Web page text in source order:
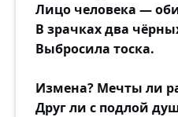
Лицо человека —
В зрачках два
Выбросила тоска.
Измена? Мечты ли
Друг ли с подлой